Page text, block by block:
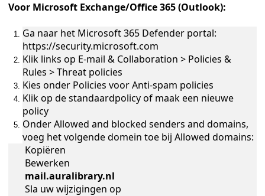
Voor Microsoft Exchange/Office 365 (Outlook):
Ga naar het Microsoft 365 Defender portal:
https://security.microsoft.com
Klik links op E-mail & Collaboration > Policies &
Rules > Threat policies
Kies onder Policies voor Anti-spam policies
Klik op de standaardpolicy of maak een nieuwe
policy
Onder Allowed and blocked senders and domains,
voeg het volgende domein toe bij Allowed domains:
Kopiëren
Bewerken
mail.auralibrary.nl
Sla uw wijzigingen op